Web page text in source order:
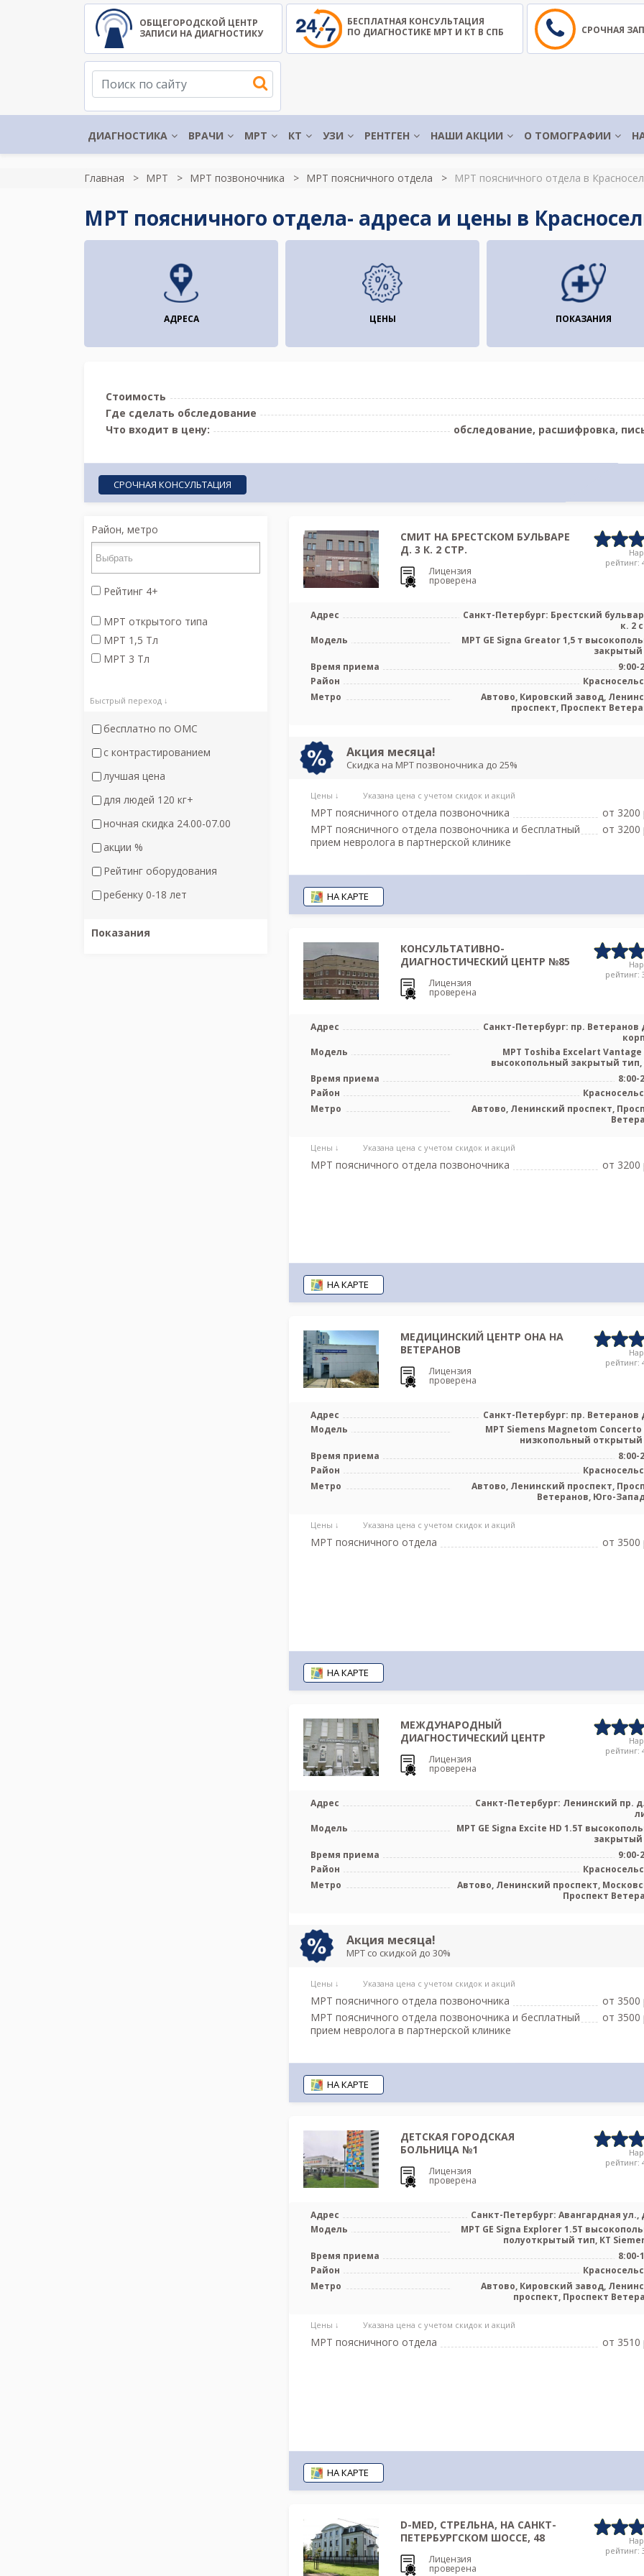
ОБЩЕГОРОДСКОЙ ЦЕНТР
ЗАПИСИ НА ДИАГНОСТИКУ
БЕСПЛАТНАЯ КОНСУЛЬТАЦИЯ
ПО ДИАГНОСТИКЕ МРТ И КТ В СПБ
СРОЧНАЯ
ДИАГНОСТИКА ВРАЧИ МРТ КТ УЗИ РЕНТГЕН НАШИ АКЦИИ О ТОМОГРАФИИ
Главная МРТ МРТ позвоночника МРТ поясничного отдела МРТ поясничного отдела в
МРТ поясничного отдела- адреса и цены в
АДРЕСА ЦЕНЫ ПОКАЗАНИЯ
Стоимость
Где сделать обследование
Что входит в цену:
обследование, расшифровка,
СРОЧНАЯ КОНСУЛЬТАЦИЯ
Район, метро
Рейтинг 4+
МРТ открытого типа
МРТ 1,5 Тл
МРТ 3 Тл
Быстрый переход ↓
бесплатно по ОМС
с контрастированием
лучшая цена
для людей 120 кг+
ночная скидка 24.00-07.00
акции %
Рейтинг оборудования
ребенку 0-18 лет
Показания
СМИТ НА БРЕСТСКОМ БУЛЬВАРЕ
Д. 3 К. 2 СТР.
Лицензия
проверена
рейтинг:
Адрес
Санкт-Петербург: Брестский
к. 2
Модель
МРТ GE Signa Greator 1,5 т
закрытый
Время приема
9:00-
Район
Метро
Автово, Кировский завод,
проспект, Проспект
Акция месяца!
Скидка на МРТ позвоночника до 25%
Цены ↓ Указана цена с учетом скидок и акций
МРТ поясничного отдела позвоночника
от 3200
МРТ поясничного отдела позвоночника и бесплатный
прием невролога в партнерской клинике
от 3200
НА КАРТЕ
КОНСУЛЬТАТИВНО-
ДИАГНОСТИЧЕСКИЙ ЦЕНТР №85
Лицензия
проверена
рейтинг:
Адрес
Санкт-Петербург: пр. Ветеранов
Модель
МРТ Toshiba Excelart Vantage
высокопольный закрытый тип,
Время приема
8:00-
Район
Метро
Автово, Ленинский проспект,
Цены ↓ Указана цена с учетом скидок и акций
МРТ поясничного отдела позвоночника от 3200
НА КАРТЕ
МЕДИЦИНСКИЙ ЦЕНТР ОНА НА
ВЕТЕРАНОВ
Лицензия
проверена
рейтинг:
Адрес
Санкт-Петербург: пр. Ветеранов
Модель
МРТ Siemens Magnetom Concerto
низкопольный открытый
Время приема
8:00-
Район
Метро
Автово, Ленинский проспект,
Ветеранов, Юго-
Цены ↓ Указана цена с учетом скидок и акций
МРТ поясничного отдела от 3500
НА КАРТЕ
МЕЖДУНАРОДНЫЙ
ДИАГНОСТИЧЕСКИЙ ЦЕНТР
Лицензия
проверена
рейтинг:
Адрес
Санкт-Петербург: Ленинский пр.
Модель
МРТ GE Signa Excite HD 1.5T
закрытый
Время приема
9:00-
Район
Метро
Автово, Ленинский проспект,
Проспект
Акция месяца!
МРТ со скидкой до 30%
Цены ↓ Указана цена с учетом скидок и акций
МРТ поясничного отдела позвоночника
от 3500
МРТ поясничного отдела позвоночника и бесплатный
прием невролога в партнерской клинике
от 3500
НА КАРТЕ
ДЕТСКАЯ ГОРОДСКАЯ
БОЛЬНИЦА №1
Лицензия
проверена
рейтинг:
Адрес
Санкт-Петербург: Авангардная ул.,
Модель
МРТ GE Signa Explorer 1.5T
Время приема
8:00-
Район
Метро
Автово, Кировский завод,
проспект, Проспект
Цены ↓ Указана цена с учетом скидок и акций
МРТ поясничного отдела от 3510
НА КАРТЕ
D-MED, СТРЕЛЬНА, НА САНКТ-
ПЕТЕРБУРГСКОМ ШОССЕ, 48
Лицензия
проверена
рейтинг: